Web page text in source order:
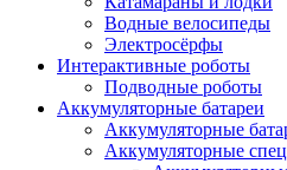
Водные велосипеды
Электросёрфы
Интерактивные роботы
Подводные роботы
Аккумуляторные батареи
Аккумуляторные
Аккумуляторные